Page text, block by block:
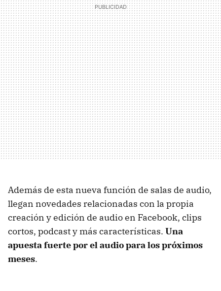
Además de esta nueva función de salas de audio,
llegan novedades relacionadas con la propia
creación y edición de audio en Facebook, clips
cortos, podcast y más características. Una
apuesta fuerte por el audio para los próximos
meses.